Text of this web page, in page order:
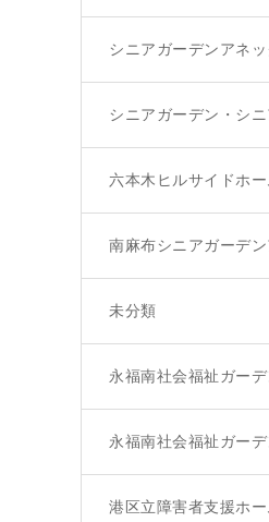
シニアガーデンアネッ
シニアガーデン・シ
六本木ヒルサイドホー
南麻布シニアガーデン
未分類
永福南社会福祉ガー
永福南社会福祉ガー
港区立障害者支援ホ